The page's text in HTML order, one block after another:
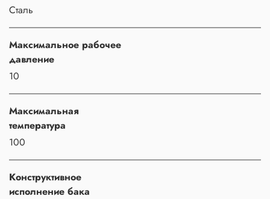
Сталь
Максимальное рабочее
давление
10
Максимальная
температура
100
Конструктивное
исполнение бака